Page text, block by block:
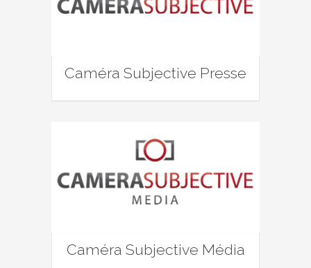
Caméra Subjective Presse
Caméra Subjective Média